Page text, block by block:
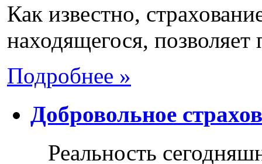
Как известно,
находящегося,
Подробнее »
Добровольное
Реальность